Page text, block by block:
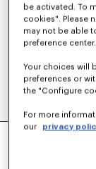
NIEDRIGE
be activated. To
cookies". Please
may not be able
preference center.
Your choices will
preferences or
the "Configure
For more
our
privacy